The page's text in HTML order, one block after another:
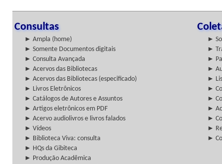
Consultas
► Ampla (home)
►
► Somente Documentos digitais
►
► Consulta Avançada
►
► Acervos das Bibliotecas
►
► Acervos das Bibliotecas (especificado)
►
► Livros Eletrônicos
►
► Catálogos de Autores e Assuntos
►
► Artigos eletrônicos em PDF
►
► Acervo audiolivros e livros falados
►
► Vídeos
►
► Biblioteca Viva: consulta
►
► HQs da Gibiteca
► Produção Acadêmica